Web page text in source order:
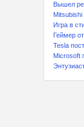
Вышел
Mitsubishi
Игра в
Геймер
Tesla
Microsoft